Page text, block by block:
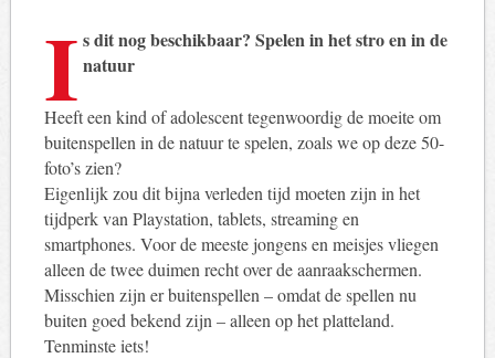
I s dit nog beschikbaar? Spelen in het stro en in de
natuur
Heeft een kind of adolescent tegenwoordig de moeite om
buitenspellen in de natuur te spelen, zoals we op deze 50-
foto’s zien?
Eigenlijk zou dit bijna verleden tijd moeten zijn in het
tijdperk van Playstation, tablets, streaming en
smartphones. Voor de meeste jongens en meisjes vliegen
alleen de twee duimen recht over de aanraakschermen.
Misschien zijn er buitenspellen – omdat de spellen nu
buiten goed bekend zijn – alleen op het platteland.
Tenminste iets!